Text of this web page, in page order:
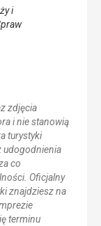
i
zdjęcia
i nie stanowią
turystyki
udogodnienia
co
Oficjalny
znajdziesz na
terminu